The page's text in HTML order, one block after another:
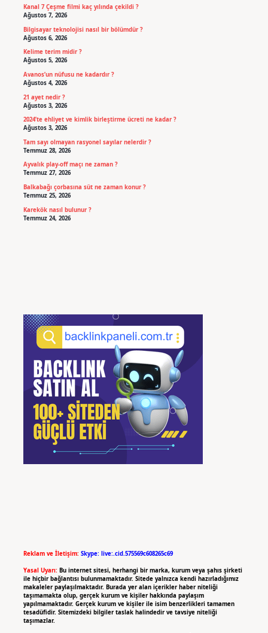
Kanal 7 Çeşme filmi kaç yılında çekildi ?
Ağustos 7, 2026
Bilgisayar teknolojisi nasıl bir bölümdür ?
Ağustos 6, 2026
Kelime terim midir ?
Ağustos 5, 2026
Avanos’un nüfusu ne kadardır ?
Ağustos 4, 2026
21 ayet nedir ?
Ağustos 3, 2026
2024’te ehliyet ve kimlik birleştirme ücreti ne kadar ?
Ağustos 3, 2026
Tam sayı olmayan rasyonel sayılar nelerdir ?
Temmuz 28, 2026
Ayvalık play-off maçı ne zaman ?
Temmuz 27, 2026
Balkabağı çorbasına süt ne zaman konur ?
Temmuz 25, 2026
Karekök nasıl bulunur ?
Temmuz 24, 2026
Reklam ve İletişim: Skype: live:.cid.575569c608265c69
Yasal Uyarı: Bu internet sitesi, herhangi bir marka, kurum veya şahıs şirketi
ile hiçbir bağlantısı bulunmamaktadır. Sitede yalnızca kendi hazırladığımız
makaleler paylaşılmaktadır. Burada yer alan içerikler haber niteliği
taşımamakta olup, gerçek kurum ve kişiler hakkında paylaşım
yapılmamaktadır. Gerçek kurum ve kişiler ile isim benzerlikleri tamamen
tesadüfidir. Sitemizdeki bilgiler taslak halindedir ve tavsiye niteliği
taşımazlar.